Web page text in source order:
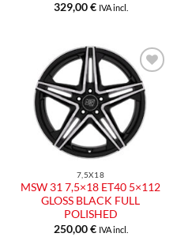
329,00€ IVA incl.
7,5X18
MSW 31 7,5×18 ET40 5×112
GLOSS BLACK FULL
POLISHED
250,00€ IVA incl.